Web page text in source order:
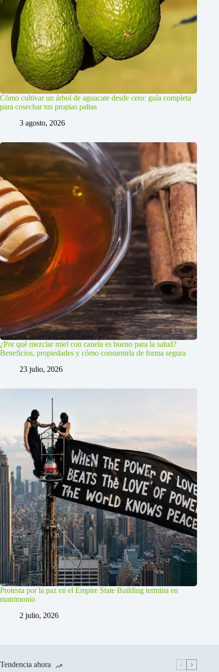
Cómo cultivar un árbol de aguacate desde cero: guía completa
para cosechar tus propias paltas
3 agosto, 2026
¿Por qué mezclar miel con canela es bueno para la salud?
Beneficios, propiedades y cómo consumirla de forma segura
23 julio, 2026
Protesta por la paz en el Empire State Building termina en
matrimonio
2 julio, 2026
Tendencia ahora